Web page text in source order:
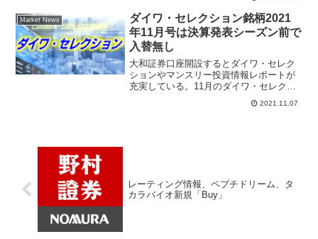
Market News
ダイワ・セレクション銘柄2021
年11月号は決算発表シーズン前で
入替無し
大和証券口座開設するとダイワ・セレク
ションやマンスリー投資情報レポートが
充実している。11月のダイワ・セレクシ
ョン銘柄は独自の成長力を有する銘柄、
世界的な競争力を有する銘柄、内需好業
2021.11.07
レーティング情報、ペプチドリーム、タ
カラバイオ新規「Buy」